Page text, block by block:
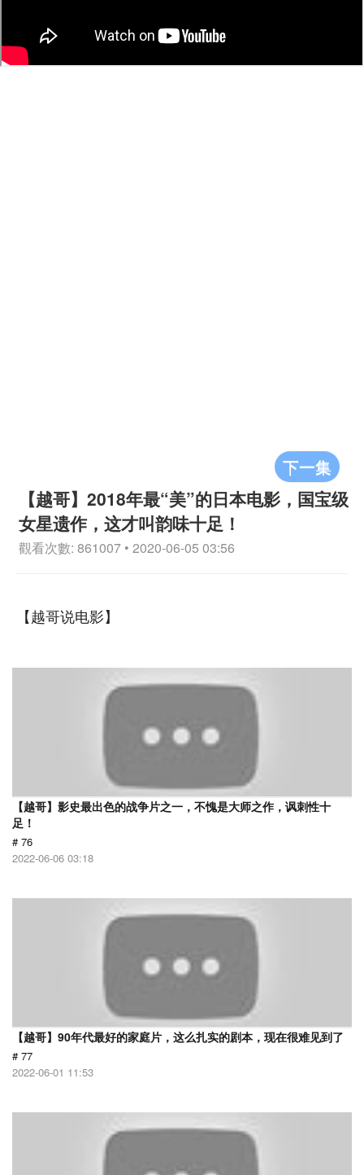
下一集
【越哥】2018年最“美”的日本电影，国宝级
女星遗作，这才叫韵味十足！
觀看次數: 861007 • 2020-06-05 03:56
【越哥说电影】
【越哥】影史最出色的战争片之一，不愧是大师之作，讽刺性十
足！
# 76
2022-06-06 03:18
【越哥】90年代最好的家庭片，这么扎实的剧本，现在很难见到了
# 77
2022-06-01 11:53